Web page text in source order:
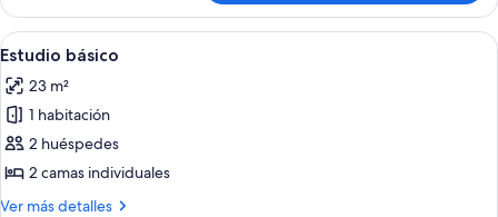
2
habitaciones
Abrir
todas
las
fotos
de
Estudio
básico
Una habitación con dos camas
5
Estudio básico
23 m²
1 habitación
2 huéspedes
2 camas individuales
Ver más detalles
Más